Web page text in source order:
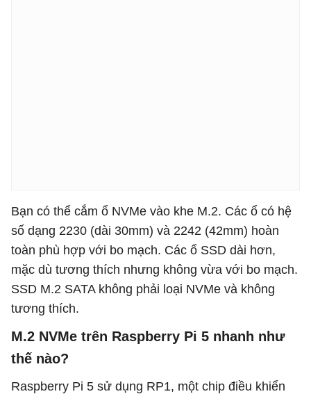
Bạn có thể cắm ổ NVMe vào khe M.2. Các ổ có hệ
số dạng 2230 (dài 30mm) và 2242 (42mm) hoàn
toàn phù hợp với bo mạch. Các ổ SSD dài hơn,
mặc dù tương thích nhưng không vừa với bo mạch.
SSD M.2 SATA không phải loại NVMe và không
tương thích.
M.2 NVMe trên Raspberry Pi 5 nhanh như
thế nào?
Raspberry Pi 5 sử dụng RP1, một chip điều khiển